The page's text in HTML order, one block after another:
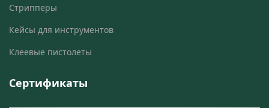
Стрипперы
Кейсы для инструментов
Клеевые пистолеты
Сертификаты